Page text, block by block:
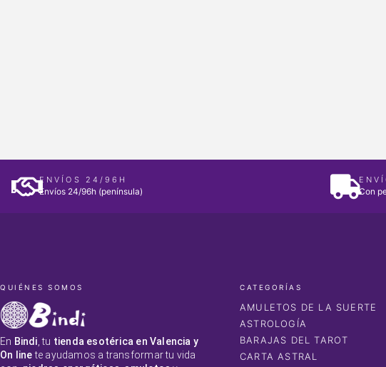
ENVÍOS 24/96H
Envíos 24/96h (península) Con
QUIÉNES SOMOS
En Bindi , tu tienda esotérica en Valencia y
On linete ayudamos a transformar tu vida
CATEGORÍAS
AMULETOS DE LA SUERTE
ASTROLOGÍA
BARAJAS DEL TAROT
CARTA ASTRAL